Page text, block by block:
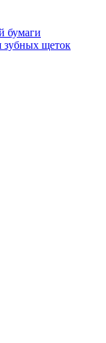
бумаги
зубных щеток